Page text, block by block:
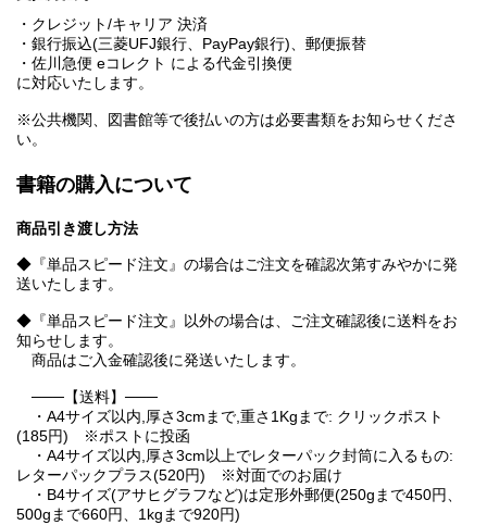
・クレジット/キャリア 決済
・銀行振込(三菱UFJ銀行、PayPay銀行)、郵便振替
・佐川急便 eコレクト による代金引換便
に対応いたします。
※公共機関、図書館等で後払いの方は必要書類をお知らせくださ
い。
書籍の購入について
商品引き渡し方法
◆『単品スピード注文』の場合はご注文を確認次第すみやかに発
送いたします。
◆『単品スピード注文』以外の場合は、ご注文確認後に送料をお
知らせします。
商品はご入金確認後に発送いたします。
───【送料】───
・A4サイズ以内,厚さ3cmまで,重さ1Kgまで: クリックポスト
(185円) ※ポストに投函
・A4サイズ以内,厚さ3cm以上でレターパック封筒に入るもの:
レターパックプラス(520円) ※対面でのお届け
・B4サイズ(アサヒグラフなど)は定形外郵便(250gまで450円、
500gまで660円、1kgまで920円)